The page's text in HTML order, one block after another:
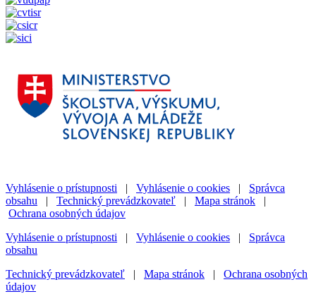
Vyhlásenie o prístupnosti | Vyhlásenie o cookies | Správca
obsahu | Technický prevádzkovateľ | Mapa stránok |
Ochrana osobných údajov
Vyhlásenie o prístupnosti | Vyhlásenie o cookies | Správca
obsahu
Technický prevádzkovateľ | Mapa stránok | Ochrana osobných
údajov